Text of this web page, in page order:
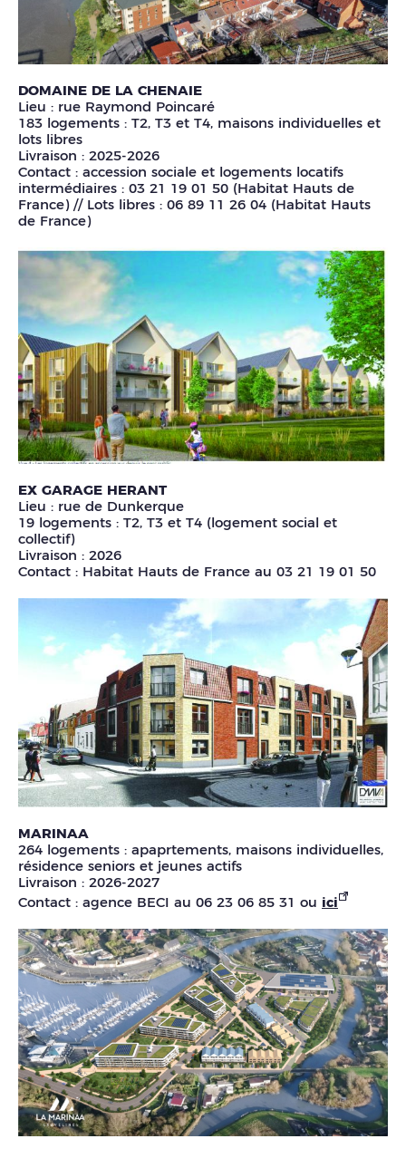
DOMAINE DE LA CHENAIE
Lieu : rue Raymond Poincaré
183 logements : T2, T3 et T4, maisons individuelles et
lots libres
Livraison : 2025-2026
Contact : accession sociale et logements locatifs
intermédiaires : 03 21 19 01 50 (Habitat Hauts de
France) // Lots libres : 06 89 11 26 04 (Habitat Hauts
de France)
EX GARAGE HERANT
Lieu : rue de Dunkerque
19 logements : T2, T3 et T4 (logement social et
collectif)
Livraison : 2026
Contact : Habitat Hauts de France au 03 21 19 01 50
MARINAA
264 logements : apaprtements, maisons individuelles,
résidence seniors et jeunes actifs
Livraison : 2026-2027
Contact : agence BECI au 06 23 06 85 31 ou ici